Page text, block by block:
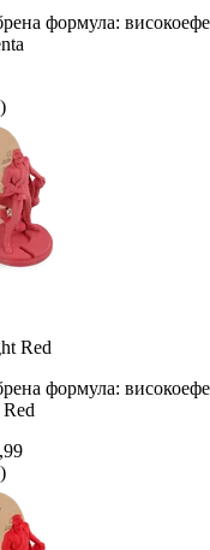
формула:
Red
формула: